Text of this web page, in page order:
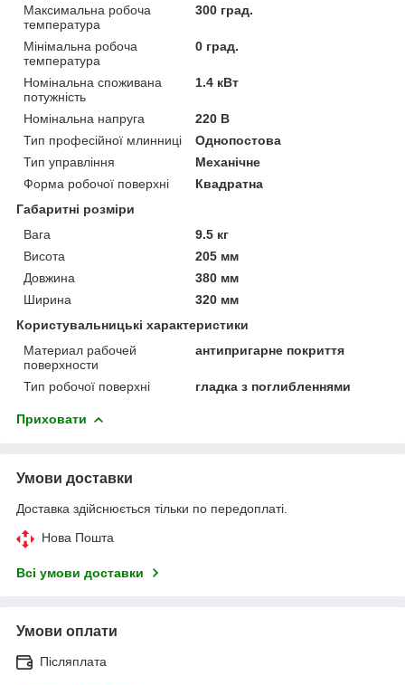
Максимальна робоча
температура
300 град.
Мінімальна робоча
температура
0 град.
Номінальна споживана
потужність
1.4 кВт
Номінальна напруга
220 В
Тип професійної млинниці
Однопостова
Тип управління
Механічне
Форма робочої поверхні
Квадратна
Габаритні розміри
Вага
9.5 кг
Висота
205 мм
Довжина
380 мм
Ширина
320 мм
Користувальницькі характеристики
Материал рабочей
поверхности
антипригарне покриття
Тип робочої поверхні гладка з поглибленнями
Приховати
Умови доставки
Доставка здійснюється тільки по передоплаті.
Нова Пошта
Всі умови доставки
Умови оплати
Післяплата